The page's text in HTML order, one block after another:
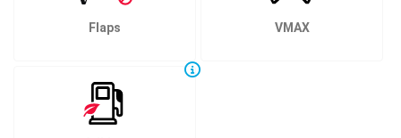
Flaps VMAX